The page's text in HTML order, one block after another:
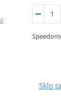
Sklo